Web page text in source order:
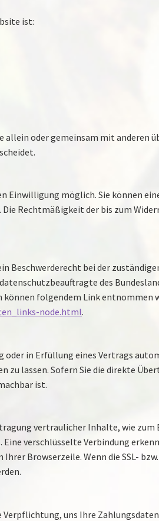
ist:
oder gemeinsam mit anderen
Einwilligung möglich. Sie können
Rechtmäßigkeit der bis zum
bei der
des
folgendem Link entnommen
node.html.
oder in Erfüllung eines Vertrags
lassen. Sofern Sie die direkte
ist.
vertraulicher Inhalte, wie
verschlüsselte Verbindung
Browserzeile. Wenn die SSL-
uns Ihre